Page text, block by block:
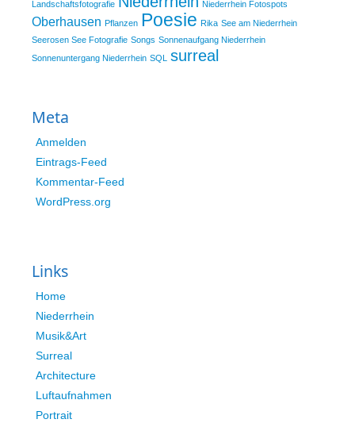
Landschaftsfotografie Niederrhein Fotospots
Oberhausen Pflanzen Poesie Rika See am Niederrhein
Seerosen See Fotografie Songs Sonnenaufgang Niederrhein
Sonnenuntergang Niederrhein SQL surreal
Meta
Anmelden
Eintrags-Feed
Kommentar-Feed
WordPress.org
Links
Home
Niederrhein
Musik&Art
Surreal
Architecture
Luftaufnahmen
Portrait